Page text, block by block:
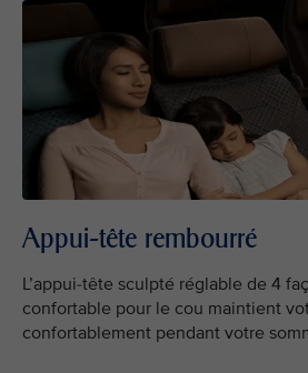
Appui-tête rembourré
L’appui-tête sculpté réglable de 4
confortable pour le cou maintient
confortablement pendant votre